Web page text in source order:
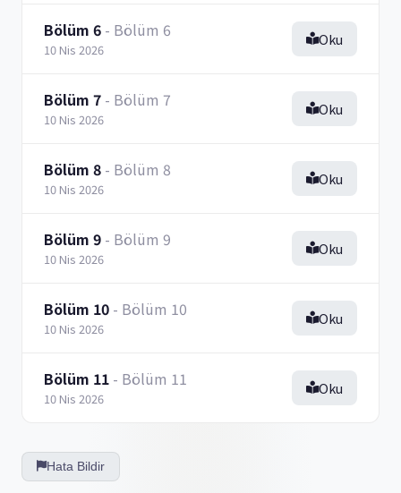
Bölüm 6 - Bölüm 6
10 Nis 2026
Oku
Bölüm 7 - Bölüm 7
10 Nis 2026
Oku
Bölüm 8 - Bölüm 8
10 Nis 2026
Oku
Bölüm 9 - Bölüm 9
10 Nis 2026
Oku
Bölüm 10 - Bölüm 10
10 Nis 2026
Oku
Bölüm 11 - Bölüm 11
10 Nis 2026
Oku
Hata Bildir